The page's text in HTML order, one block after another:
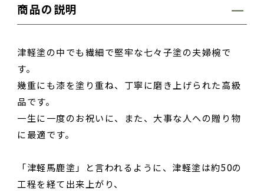
商品の説明
津軽塗の中でも繊細で堅牢な七々子塗の夫婦椀で
す。
幾重にも漆を塗り重ね、丁寧に磨き上げられた高級
品です。
一生に一度のお祝いに、また、大事な人への贈り物
に最適です。
「津軽馬鹿塗」と言われるように、津軽塗は約50の
工程を経て出来上がり、